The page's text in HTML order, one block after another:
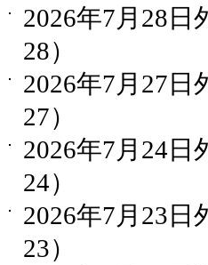
2026年7月28日
28）
2026年7月27日
27）
2026年7月24日
24）
2026年7月23日
23）